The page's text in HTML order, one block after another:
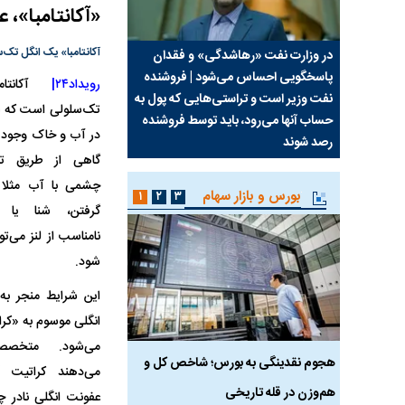
آکانتامبا» یک انگل
رویداد۲۴|
تک‌سلولی است که
در آب و خاک وجود
گاهی از طریق
چشمی با آب‌
گرفتن، شنا
نامناسب از لنز
شود.
این شرایط منجر
انگلی موسوم به
می‌شود.
می‌دهند کراتیت
عفونت انگلی
در وزارت نفت «رهاشدگی» و فقدان
پاسخگویی احساس می‌شود | فروشنده
نفت وزیر است و تراستی‌هایی که پول به
حساب آنها می‌رود، باید توسط فروشنده
رصد شوند
چرا رویای آمریکایی
نابودی محور
واشنگتن را زمین زد
بورس و بازار سهام
هجوم نقدینگی به بورس؛ شاخص کل و
هم‌وزن در قله تاریخی
بورس تهران رکورد
۱ ۲ ۳